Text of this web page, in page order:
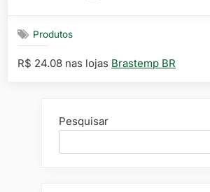
Produtos
R$ 24.08 nas lojas Brastemp BR
Pesquisar